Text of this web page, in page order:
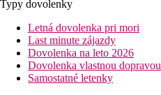
Typy dovolenky
Letná dovolenka pri mori
Last minute zájazdy
Dovolenka na leto 2026
Dovolenka vlastnou dopravou
Samostatné letenky